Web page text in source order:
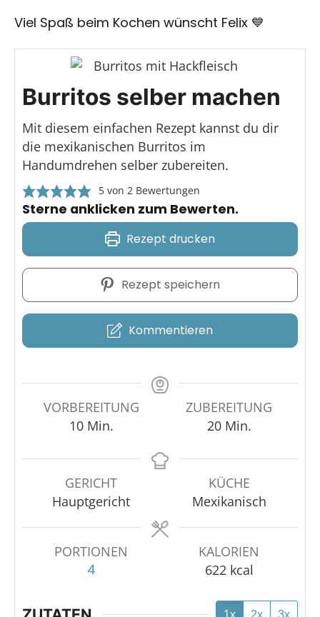
Viel Spaß beim Kochen wünscht Felix 💙
Burritos selber machen
Mit diesem einfachen Rezept kannst du dir
die mexikanischen Burritos im
Handumdrehen selber zubereiten.
5von 2Bewertungen
Sterne anklicken zum Bewerten.
Rezept drucken
Rezept speichern
Kommentieren
VORBEREITUNG
10 Min.
ZUBEREITUNG
20 Min.
GERICHT
Hauptgericht
KÜCHE
Mexikanisch
PORTIONEN
4
KALORIEN
622 kcal